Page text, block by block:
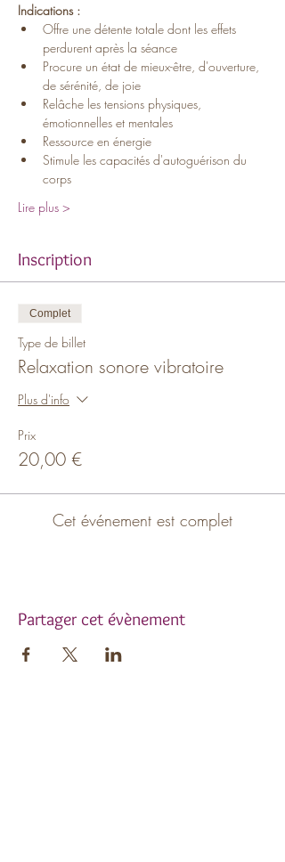
Indications :
Offre une détente totale dont les effets
perdurent après la séance
Procure un état de mieux-être, d'ouverture,
de sérénité, de joie
Relâche les tensions physiques,
émotionnelles et mentales
Ressource en énergie
Stimule les capacités d'autoguérison du
corps
Lire plus >
Inscription
Complet
Type de billet
Relaxation sonore vibratoire
Plus d'info
Prix
20,00 €
Cet événement est complet
Partager cet évènement